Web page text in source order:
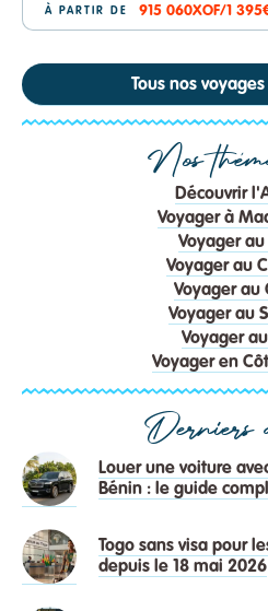
À PARTIR DE 915 060XOF/1
Tous nos
Nos
Découvrir
Voyager à
Voyager
Voyager au
Voyager au
Voyager au
Voyager
Voyager en
Derniers
Louer une voiture
Bénin : le guide
Togo sans visa pour
depuis le 18 mai 2026